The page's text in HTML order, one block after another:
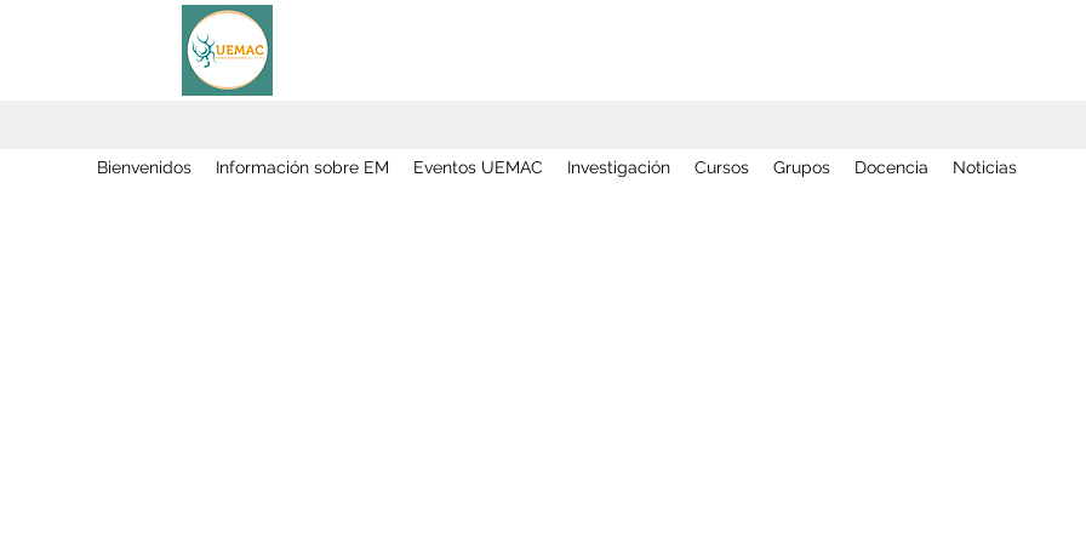
Bienvenidos Información sobre EM Eventos UEMAC Investigación Cursos Grupos Docencia Noticias